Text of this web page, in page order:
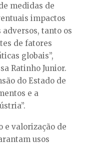
medidas de
impactos
tanto os
de fatores
globais”,
Ratinho Junior.
do Estado de
e a
e valorização de
usos